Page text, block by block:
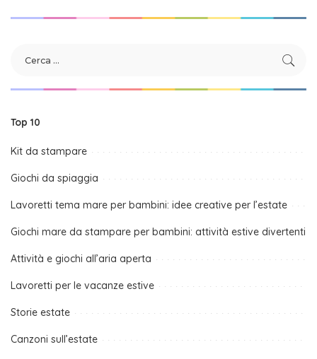
Top 10
Kit da stampare
Giochi da spiaggia
Lavoretti tema mare per bambini: idee creative per l’estate
Giochi mare da stampare per bambini: attività estive divertenti
Attività e giochi all’aria aperta
Lavoretti per le vacanze estive
Storie estate
Canzoni sull’estate